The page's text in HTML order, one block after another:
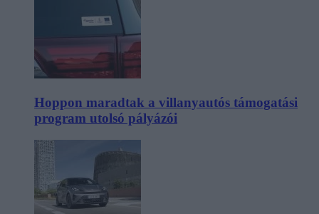
Hoppon maradtak a villanyautós támogatási
program utolsó pályázói